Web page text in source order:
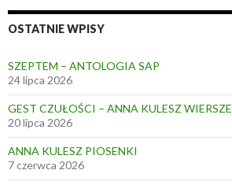
OSTATNIE WPISY
SZEPTEM – ANTOLOGIA SAP
24 lipca 2026
GEST CZUŁOŚCI – ANNA KULESZ WIERSZE
20 lipca 2026
ANNA KULESZ PIOSENKI
7 czerwca 2026